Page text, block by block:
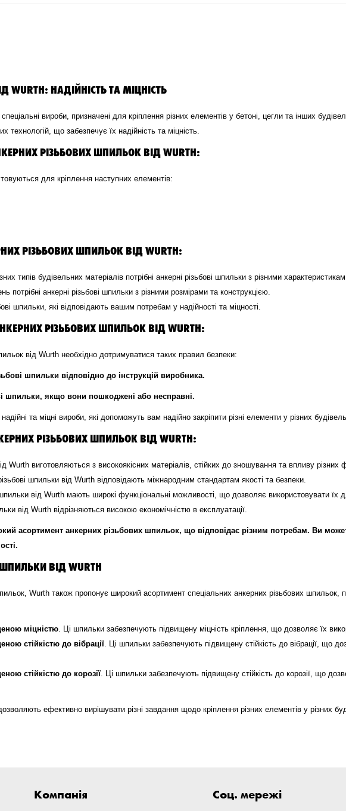
WURTH: НАДІЙНІСТЬ ТА МІЦНІСТЬ
вироби, призначені для кріплення різних елементів у бетоні, цегли та інших
технологій, що забезпечує їх надійність та міцність.
РІЗЬБОВИХ ШПИЛЬОК ВІД WURTH:
для кріплення наступних елементів:
РІЗЬБОВИХ ШПИЛЬОК ВІД WURTH:
типів будівельних матеріалів потрібні анкерні різьбові шпильки з різними
потрібні анкерні різьбові шпильки з різними розмірами та конструкцією.
шпильки, які відповідають вашим потребам у надійності та міцності.
РІЗЬБОВИХ ШПИЛЬОК ВІД WURTH:
від Wurth необхідно дотримуватися таких правил безпеки:
шпильки відповідно до інструкцій виробника.
шпильки, якщо вони пошкоджені або несправні.
та міцні вироби, які допоможуть вам надійно закріпити різні елементи у різних
РІЗЬБОВИХ ШПИЛЬОК ВІД WURTH:
Wurth виготовляються з високоякісних матеріалів, стійких до зношування та впливу різних
шпильки від Wurth відповідають міжнародним стандартам якості та безпеки.
шпильки від Wurth мають широкі функціональні можливості, що дозволяє використовувати їх
від Wurth відрізняються високою економічністю в експлуатації.
асортимент анкерних різьбових шпильок, що відповідає різним потребам. Ви
ВІД WURTH
Wurth також пропонує широкий асортимент спеціальних анкерних різьбових
міцністю . Ці шпильки забезпечують підвищену міцність кріплення, що дозволяє їх
стійкістю до вібрації . Ці шпильки забезпечують підвищену стійкість до вібрації, що
стійкістю до корозії . Ці шпильки забезпечують підвищену стійкість до корозії, що
ефективно вирішувати різні завдання щодо кріплення різних елементів у різних
Компанія Соц. мережі